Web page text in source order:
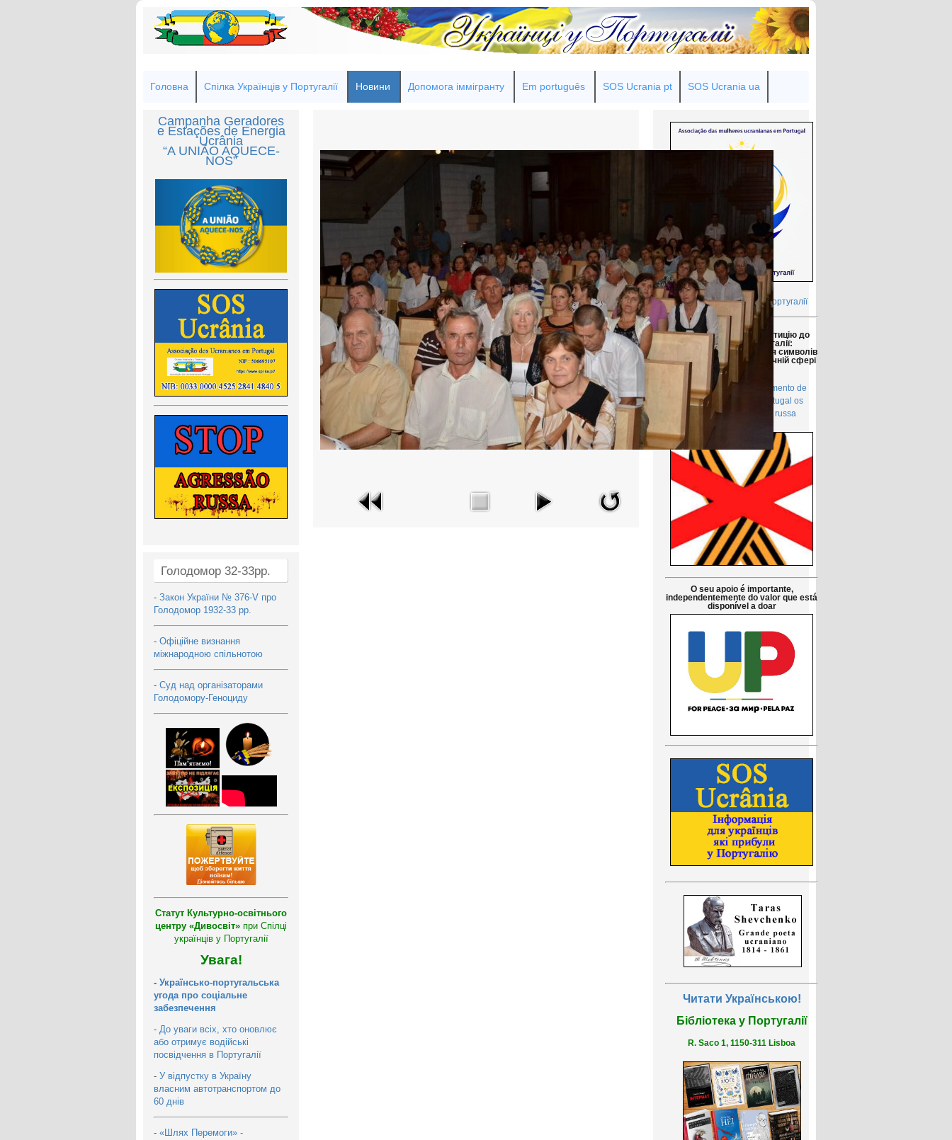
Головна Спілка Українців у Португалії Новини Допомога іммігранту Em português SOS Ucrania pt SOS Ucrania ua
Campanha Geradores
e Estações de Energia
Ucrânia
“A UNIÃO AQUECE-
NOS”
Голодомор 32-33рр.
- Закон України № 376-V про
Голодомор 1932-33 рр.
- Офіційне визнання
міжнародною спільнотою
- Суд над організаторами
Голодомору-Геноциду
Статут Культурно-освітнього
центру «Дивосвіт» при Спілці
українців у Португалії
Увага!
- Українсько-португальська
угода про соціальне
забезпечення
- До уваги всіх, хто оновлює
або отримує водійські
посвідчення в Португалії
- У відпустку в Україну
власним автотранспортом до
60 днів
- «Шлях Перемоги» -
Товариство українок у Португалії
Друзі!
Просимо підтримати петицію до
Парламенту Португалії:
Заборонити використання символів
російської агресії в публічній сфері
в Португалії
Petição pública Ao Parlamento de
Portugal: Proibir em Portugal os
símbolos da agressão russa
O seu apoio é importante,
independentemente do valor que está
disponível a doar
Читати Українською!
Бібліотека у Португалії
R. Saco 1, 1150-311 Lisboa